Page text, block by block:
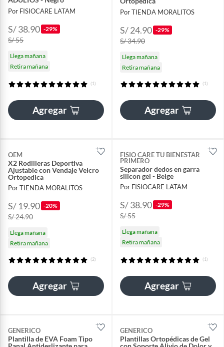
Por FISIOCARE LATAM
S/ 38.90 -29%
S/ 55
Llega mañana
Retira mañana
(1)
Agregar
Por TIENDA MORALITOS
S/ 24.90 -29%
S/ 34.90
Llega mañana
Retira mañana
(1)
Agregar
OEM
X2 Rodilleras Deportiva
Ajustable con Vendaje Velcro
Ortopedica
Por TIENDA MORALITOS
S/ 19.90 -20%
S/ 24.90
Llega mañana
Retira mañana
(2)
Agregar
FISIO CARE TU BIENESTAR
PRIMERO
Separador dedos en garra
silicon gel - Beige
Por FISIOCARE LATAM
S/ 38.90 -29%
S/ 55
Llega mañana
Retira mañana
(1)
Agregar
GENERICO
Plantilla de EVA Foam Tipo
GENERICO
Plantillas Ortopédicas de Gel